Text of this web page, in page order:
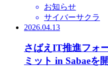
お知らせ
サイバーサクラ
2026.04.13
さばえIT推進フォ
ミット in Sabaeを